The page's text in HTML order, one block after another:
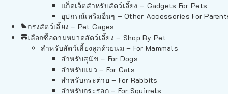
แก็ดเจ็ตสำหรับสัตว์เลี้ยง – Gadgets For Pets
อุปกรณ์เสริมอื่นๆ – Other Accessories For
กรงสัตว์เลี้ยง – Pet Cages
เลือกซื้อตามหมวดสัตว์เลี้ยง – Shop By Pet
สำหรับสัตว์เลี้ยงลูกด้วยนม – For Mammals
สำหรับสุนัข – For Dogs
สำหรับแมว – For Cats
สำหรับกระต่าย – For Rabbits
สำหรับกระรอก – For Squirrels